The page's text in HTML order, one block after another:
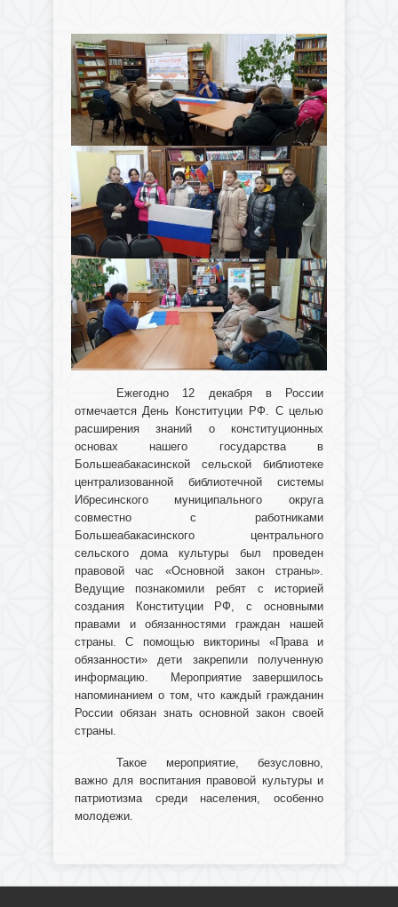
Ежегодно 12 декабря в России
отмечается День Конституции РФ. С целью
расширения знаний о конституционных
основах нашего государства в
Большеабакасинской сельской библиотеке
централизованной библиотечной системы
Ибресинского муниципального округа
совместно с работниками
Большеабакасинского центрального
сельского дома культуры был проведен
правовой час «Основной закон страны».
Ведущие познакомили ребят с историей
создания Конституции РФ, с основными
правами и обязанностями граждан нашей
страны. С помощью викторины «Права и
обязанности» дети закрепили полученную
информацию. Мероприятие завершилось
напоминанием о том, что каждый гражданин
России обязан знать основной закон своей
страны.
Такое мероприятие, безусловно,
важно для воспитания правовой культуры и
патриотизма среди населения, особенно
молодежи.